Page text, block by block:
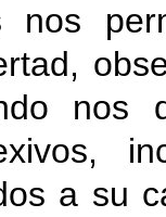
nos
nos
a su